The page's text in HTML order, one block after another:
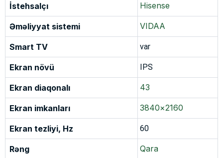
İstehsalçı Hisense
Əməliyyat sistemi VIDAA
Smart TV var
Ekran növü IPS
Ekran diaqonalı 43
Ekran imkanları 3840×2160
Ekran tezliyi, Hz 60
Rəng Qara